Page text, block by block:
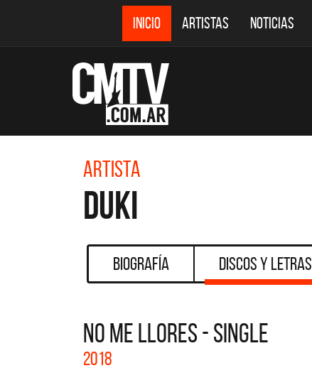
INICIO ARTISTAS NOTICIAS
Artista
Duki
Biografía Discos y Letras
NO ME LLORES - SINGLE
2018